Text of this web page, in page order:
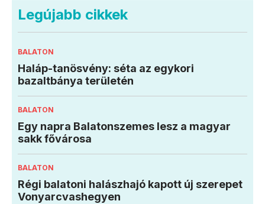
Legújabb cikkek
BALATON
Haláp-tanösvény: séta az egykori
bazaltbánya területén
BALATON
Egy napra Balatonszemes lesz a magyar
sakk fővárosa
BALATON
Régi balatoni halászhajó kapott új szerepet
Vonyarcvashegyen